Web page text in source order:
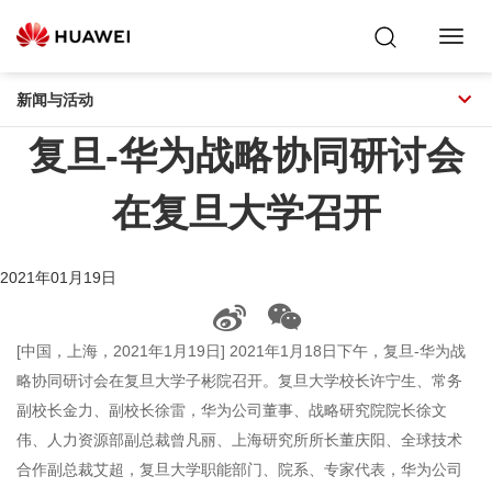
新闻与活动
复旦-华为战略协同研讨会
在复旦大学召开
2021年01月19日
[中国，上海，2021年1月19日] 2021年1月18日下午，复旦-华为战
略协同研讨会在复旦大学子彬院召开。复旦大学校长许宁生、常务
副校长金力、副校长徐雷，华为公司董事、战略研究院院长徐文
伟、人力资源部副总裁曾凡丽、上海研究所所长董庆阳、全球技术
合作副总裁艾超，复旦大学职能部门、院系、专家代表，华为公司